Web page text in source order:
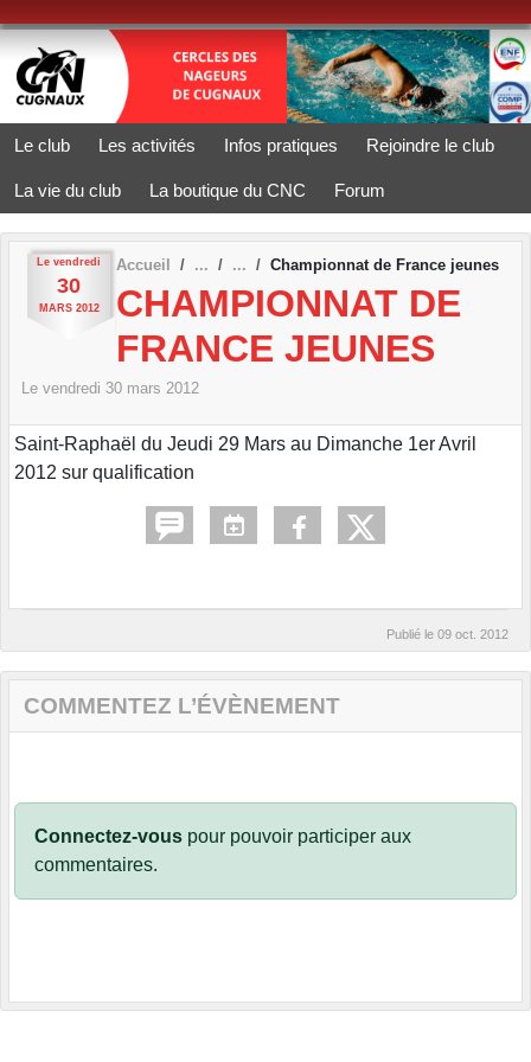
Le club Les activités Infos pratiques Rejoindre le club
La vie du club La boutique du CNC Forum
Le vendredi
30
MARS 2012
Accueil Championnat de France jeunes
CHAMPIONNAT DE
FRANCE JEUNES
Le vendredi 30 mars 2012
Saint-Raphaël du Jeudi 29 Mars au Dimanche 1er Avril
2012 sur qualification
Publié le 09 oct. 2012
COMMENTEZ L’ÉVÈNEMENT
Connectez-vous pour pouvoir participer aux
commentaires.